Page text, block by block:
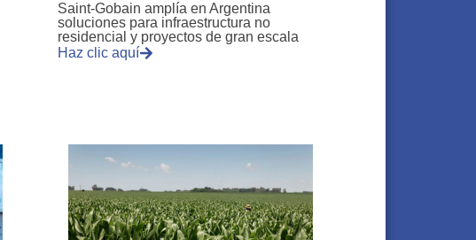
Saint-Gobain amplía en Argentina
soluciones para infraestructura no
residencial y proyectos de gran escala
Haz clic aquí